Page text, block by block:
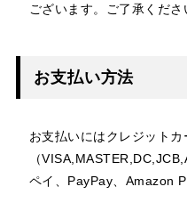
ございます。ご了承くださ
お支払い方法
お支払いにはクレジットカ
（
ペイ、PayPay、Amazon